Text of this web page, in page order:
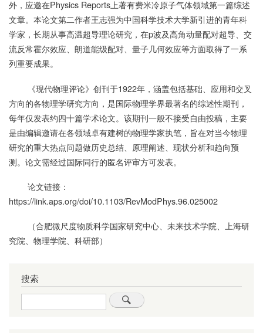
外，应邀在Physics Reports上著有费米冷原子气体领域第一篇综述
文章。本论文第二作者王志强为中国科学技术大学新引进的青年科
学家，长期从事高温超导理论研究，在p波及高角动量配对超导、交
流反常霍尔效应、朗道能级配对、量子几何效应等方面取得了一系
列重要成果。
《现代物理评论》创刊于1922年，涵盖包括基础、应用和交叉
方向的各物理学研究方向，是国际物理学界最著名的综述性期刊，
每年仅发表约四十篇学术论文。该期刊一般不接受自由投稿，主要
是由编辑邀请在各领域卓有建树的物理学家执笔，旨在对当今物理
研究的重大热点问题做历史总结、原理阐述、现状分析和趋向预
测。论文需经过国际同行的匿名评审方可发表。
论文链接：
https://link.aps.org/doi/10.1103/RevModPhys.96.025002
（合肥微尺度物质科学国家研究中心、未来技术学院、上海研
究院、物理学院、科研部）
搜索
Search